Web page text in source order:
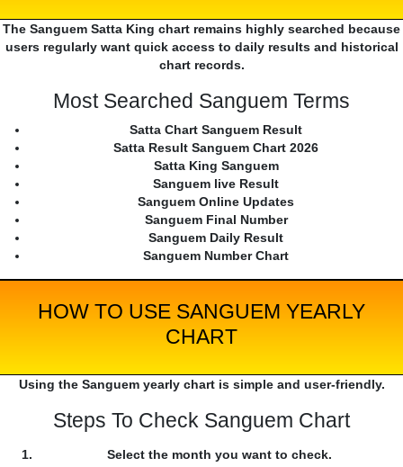
The Sanguem Satta King chart remains highly searched because
users regularly want quick access to daily results and historical
chart records.
Most Searched Sanguem Terms
Satta Chart Sanguem Result
Satta Result Sanguem Chart 2026
Satta King Sanguem
Sanguem live Result
Sanguem Online Updates
Sanguem Final Number
Sanguem Daily Result
Sanguem Number Chart
HOW TO USE SANGUEM YEARLY
CHART
Using the Sanguem yearly chart is simple and user-friendly.
Steps To Check Sanguem Chart
Select the month you want to check.